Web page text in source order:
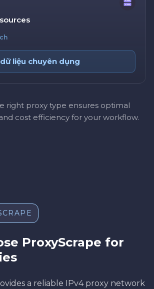
liệu chuyên dụng
right proxy type ensures optimal
cost efficiency for your workflow.
ProxyScrape for
a reliable IPv4 proxy network